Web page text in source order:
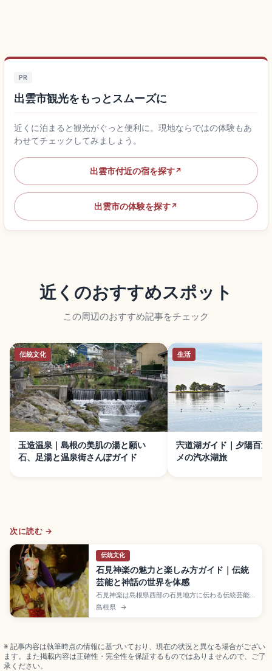
PR
出雲市観光をもっとスムーズに
近くに泊まると観光がぐっと便利に。現地ならではの体験もあ
わせてチェックしてみましょう。
出雲市付近の宿を探す↗
出雲市の体験を探す↗
近くのおすすめスポット
この周辺のおすすめ記事をチェック
伝統文化
玉造温泉｜島根の美肌の湯と願い
石、足湯と温泉街さんぽガイド
生活
宍道湖ガイド｜夕陽百選
メの汽水湖旅
次に読む →
伝統文化
石見神楽の魅力と楽しみ方ガイド｜伝統
芸能と神話の世界を体感
石見神楽は島根県西部の石見地方に伝わる伝統芸能
で、日本神話を題材にした物語、笛や太鼓の囃子、
表情豊かな神楽面、金銀糸の華やかな衣装が特徴。
の囃子を確認できます。
島根県 →
※ 記事内容は執筆時点の情報に基づいており、現在の状況と異なる場合がござい
ます。また掲載内容は正確性・完全性を保証するものではありませんので、ご了
承ください。